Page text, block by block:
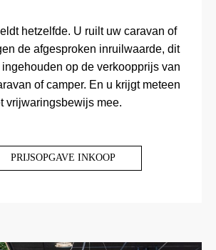
hetzelfde. U ruilt uw caravan of
de afgesproken inruilwaarde, dit
ingehouden op de verkoopprijs van
of camper. En u krijgt meteen
vrijwaringsbewijs mee.
PRIJSOPGAVE INKOOP